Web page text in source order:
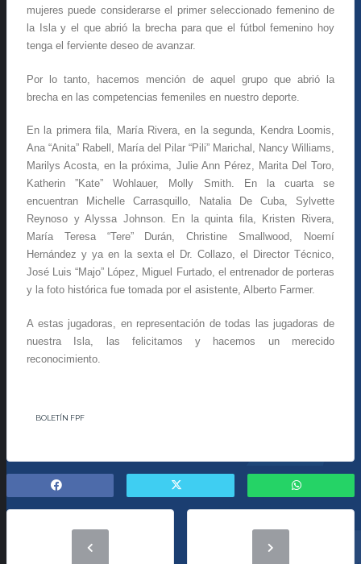
mujeres puede considerarse el primer seleccionado femenino de
la Isla y el que abrió la brecha para que el fútbol femenino hoy
tenga el ferviente deseo de avanzar.
Por lo tanto, hacemos mención de aquel grupo que abrió la
brecha en las competencias femeniles en nuestro deporte.
En la primera fila, María Rivera, en la segunda, Kendra Loomis,
Ana “Anita” Rabell, María del Pilar “Pili” Marichal, Nancy Williams,
Marilys Acosta, en la próxima, Julie Ann Pérez, Marita Del Toro,
Katherin ”Kate” Wohlauer, Molly Smith. En la cuarta se
encuentran Michelle Carrasquillo, Natalia De Cuba, Sylvette
Reynoso y Alyssa Johnson. En la quinta fila, Kristen Rivera,
María Teresa “Tere” Durán, Christine Smallwood, Noemí
Hernández y ya en la sexta el Dr. Collazo, el Director Técnico,
José Luis “Majo” López, Miguel Furtado, el entrenador de porteras
y la foto histórica fue tomada por el asistente, Alberto Farmer.
A estas jugadoras, en representación de todas las jugadoras de
nuestra Isla, las felicitamos y hacemos un merecido
reconocimiento.
BOLETÍN FPF